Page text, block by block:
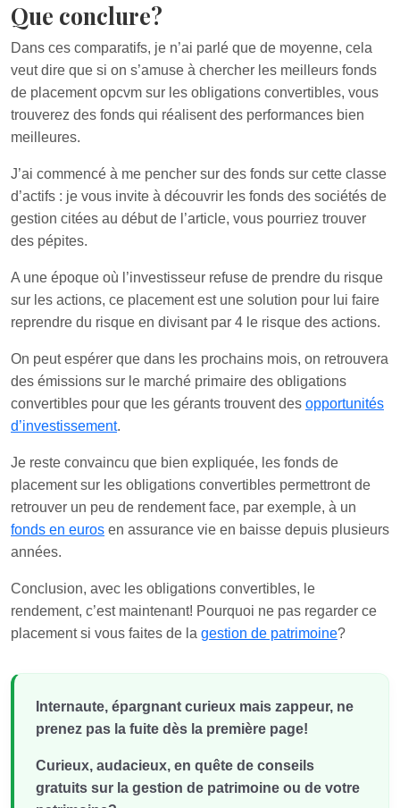
Que conclure?
Dans ces comparatifs, je n’ai parlé que de moyenne, cela
veut dire que si on s’amuse à chercher les meilleurs fonds
de placement opcvm sur les obligations convertibles, vous
trouverez des fonds qui réalisent des performances bien
meilleures.
J’ai commencé à me pencher sur des fonds sur cette classe
d’actifs : je vous invite à découvrir les fonds des sociétés de
gestion citées au début de l’article, vous pourriez trouver
des pépites.
A une époque où l’investisseur refuse de prendre du risque
sur les actions, ce placement est une solution pour lui faire
reprendre du risque en divisant par 4 le risque des actions.
On peut espérer que dans les prochains mois, on retrouvera
des émissions sur le marché primaire des obligations
convertibles pour que les gérants trouvent des opportunités
d’investissement.
Je reste convaincu que bien expliquée, les fonds de
placement sur les obligations convertibles permettront de
retrouver un peu de rendement face, par exemple, à un
fonds en euros en assurance vie en baisse depuis plusieurs
années.
Conclusion, avec les obligations convertibles, le
rendement, c’est maintenant! Pourquoi ne pas regarder ce
placement si vous faites de la gestion de patrimoine?
Internaute, épargnant curieux mais zappeur, ne
prenez pas la fuite dès la première page!
Curieux, audacieux, en quête de conseils
gratuits sur la gestion de patrimoine ou de votre